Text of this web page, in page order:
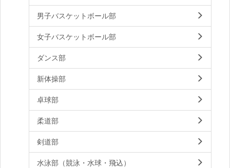
男子バスケットボール部
女子バスケットボール部
ダンス部
新体操部
卓球部
柔道部
剣道部
水泳部（競泳・水球・飛込）